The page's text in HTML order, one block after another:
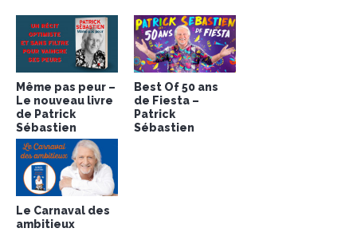
Même pas peur –
Le nouveau livre
de Patrick
Sébastien
Best Of 50 ans
de Fiesta –
Patrick
Sébastien
Le Carnaval des
ambitieux